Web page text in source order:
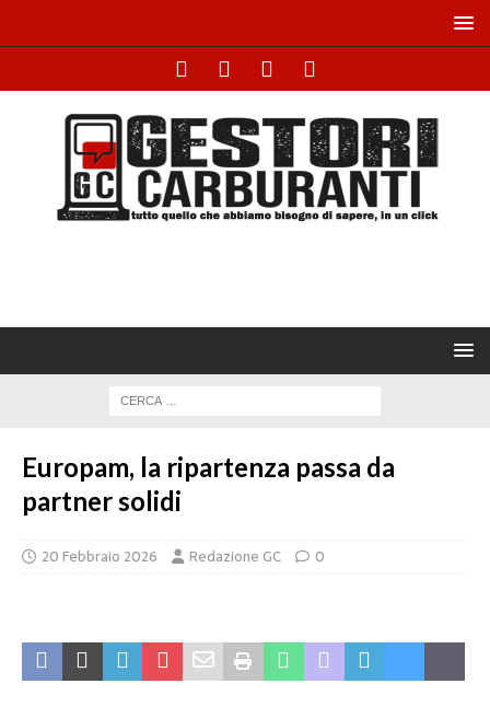
Europam, la ripartenza passa da
partner solidi
20 Febbraio 2026 Redazione GC 0